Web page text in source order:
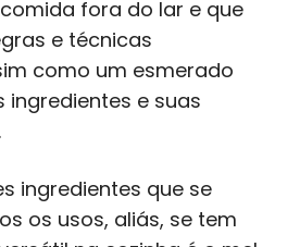
fora do lar e que
e técnicas
como um esmerado
e suas
ingredientes que se
os usos, aliás, se tem